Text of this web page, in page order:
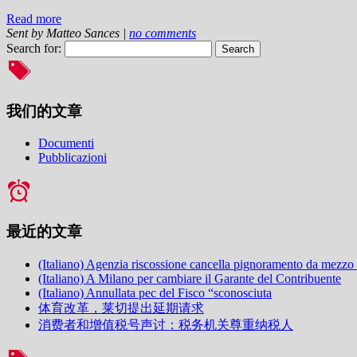
Read more
Sent by Matteo Sances | no comments
Search for:
我们的文章
Documenti
Pubblicazioni
最近的文章
(Italiano) Agenzia riscossione cancella pignoramento da
(Italiano) A Milano per cambiare il Garante del Contribuente
(Italiano) Annullata pec del Fisco “sconosciuta
体育改革，莱切提出延期请求
消费者和增值税号声讨：税务机关尊重纳税人